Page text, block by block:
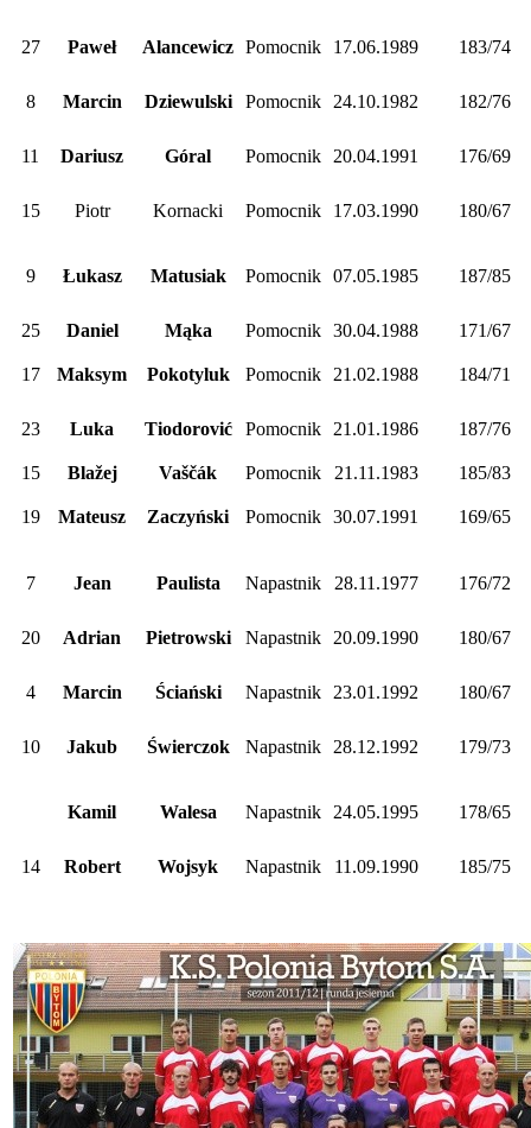
27 Paweł Alancewicz Pomocnik 17.06.1989 183/74
8 Marcin Dziewulski Pomocnik 24.10.1982 182/76
11 Dariusz Góral Pomocnik 20.04.1991 176/69
15 Piotr Kornacki Pomocnik 17.03.1990 180/67
9 Łukasz Matusiak Pomocnik 07.05.1985 187/85
25 Daniel Mąka Pomocnik 30.04.1988 171/67
17 Maksym Pokotyluk Pomocnik 21.02.1988 184/71
23 Luka Tiodorović Pomocnik 21.01.1986 187/76
15 Blažej Vaščák Pomocnik 21.11.1983 185/83
19 Mateusz Zaczyński Pomocnik 30.07.1991 169/65
7 Jean Paulista Napastnik 28.11.1977 176/72
20 Adrian Pietrowski Napastnik 20.09.1990 180/67
4 Marcin Ściański Napastnik 23.01.1992 180/67
10 Jakub Świerczok Napastnik 28.12.1992 179/73
Kamil Walesa Napastnik 24.05.1995 178/65
14 Robert Wojsyk Napastnik 11.09.1990 185/75